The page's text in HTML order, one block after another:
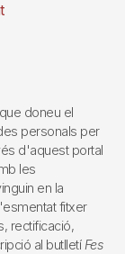
doneu el
personals per
d'aquest portal
les
en la
fitxer
rectificació,
al butlletí Fes